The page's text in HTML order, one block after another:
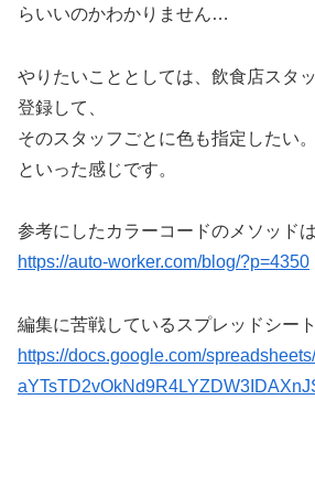
らいいのかわかりません…
やりたいこととしては、飲食店スタ
登録して、
そのスタッフごとに色も指定したい。
といった感じです。
参考にしたカラーコードのメソッド
https://auto-worker.com/blog/?p=4350
編集に苦戦しているスプレッドシー
https://docs.google.com/